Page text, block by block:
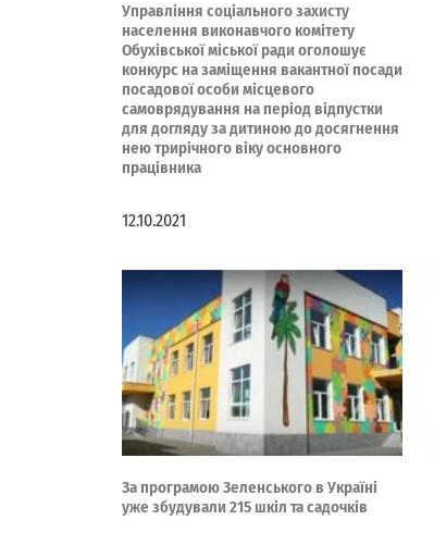
Управління соціального захисту
населення виконавчого комітету
Обухівської міської ради оголошує
конкурс на заміщення вакантної посади
посадової особи місцевого
самоврядування на період відпустки
для догляду за дитиною до досягнення
нею трирічного віку основного
працівника
12.10.2021
За програмою Зеленського в Україні
уже збудували 215 шкіл та садочків